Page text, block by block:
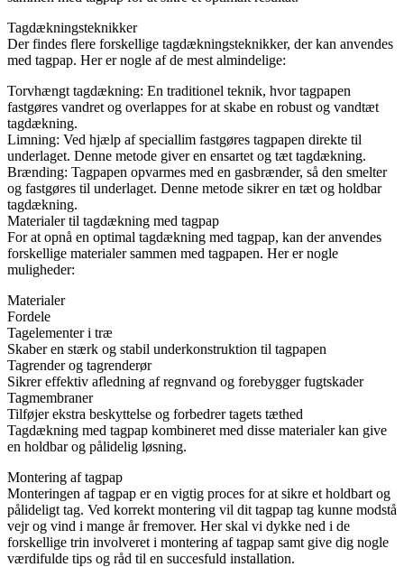
Tagdækningsteknikker
Der findes flere forskellige tagdækningsteknikker, der kan anvendes
med tagpap. Her er nogle af de mest almindelige:
Torvhængt tagdækning: En traditionel teknik, hvor tagpapen
fastgøres vandret og overlappes for at skabe en robust og vandtæt
tagdækning.
Limning: Ved hjælp af speciallim fastgøres tagpapen direkte til
underlaget. Denne metode giver en ensartet og tæt tagdækning.
Brænding: Tagpapen opvarmes med en gasbrænder, så den smelter
og fastgøres til underlaget. Denne metode sikrer en tæt og holdbar
tagdækning.
Materialer til tagdækning med tagpap
For at opnå en optimal tagdækning med tagpap, kan der anvendes
forskellige materialer sammen med tagpapen. Her er nogle
muligheder:
Materialer
Fordele
Tagelementer i træ
Skaber en stærk og stabil underkonstruktion til tagpapen
Tagrender og tagrenderør
Sikrer effektiv afledning af regnvand og forebygger fugtskader
Tagmembraner
Tilføjer ekstra beskyttelse og forbedrer tagets tæthed
Tagdækning med tagpap kombineret med disse materialer kan give
en holdbar og pålidelig løsning.
Montering af tagpap
Monteringen af tagpap er en vigtig proces for at sikre et holdbart og
pålideligt tag. Ved korrekt montering vil dit tagpap tag kunne modstå
vejr og vind i mange år fremover. Her skal vi dykke ned i de
forskellige trin involveret i montering af tagpap samt give dig nogle
værdifulde tips og råd til en succesfuld installation.